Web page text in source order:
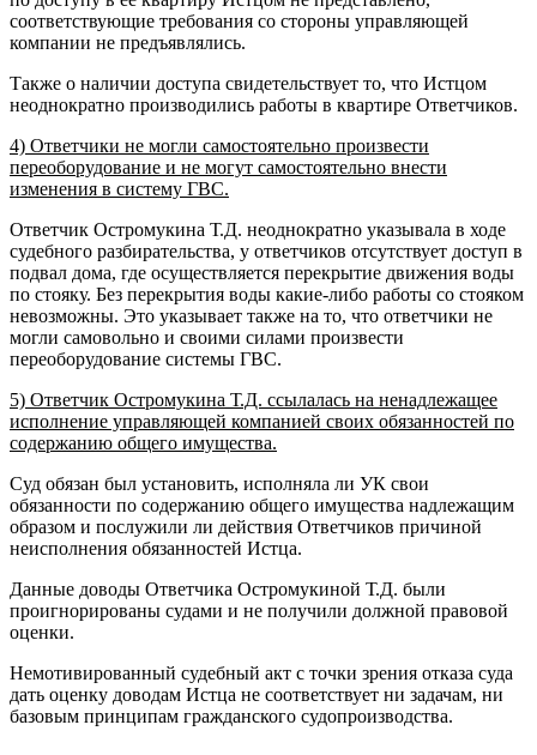
соответствующие требования со стороны управляющей
компании не предъявлялись.
Также о наличии доступа свидетельствует то, что Истцом
неоднократно производились работы в квартире Ответчиков.
4) Ответчики не могли самостоятельно произвести
переоборудование и не могут самостоятельно внести
изменения в систему ГВС.
Ответчик Остромукина Т.Д. неоднократно указывала в ходе
судебного разбирательства, у ответчиков отсутствует доступ в
подвал дома, где осуществляется перекрытие движения воды
по стояку. Без перекрытия воды какие-либо работы со стояком
невозможны. Это указывает также на то, что ответчики не
могли самовольно и своими силами произвести
переоборудование системы ГВС.
5) Ответчик Остромукина Т.Д. ссылалась на ненадлежащее
исполнение управляющей компанией своих обязанностей по
содержанию общего имущества.
Суд обязан был установить, исполняла ли УК свои
обязанности по содержанию общего имущества надлежащим
образом и послужили ли действия Ответчиков причиной
неисполнения обязанностей Истца.
Данные доводы Ответчика Остромукиной Т.Д. были
проигнорированы судами и не получили должной правовой
оценки.
Немотивированный судебный акт с точки зрения отказа суда
дать оценку доводам Истца не соответствует ни задачам, ни
базовым принципам гражданского судопроизводства.